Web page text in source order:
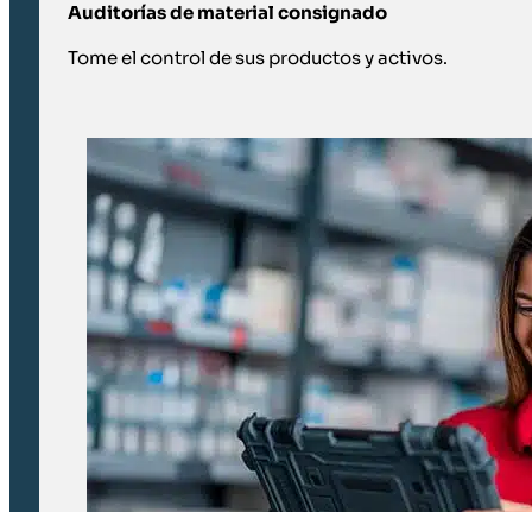
Auditorías de material consignado
Tome el control de sus productos y activos.